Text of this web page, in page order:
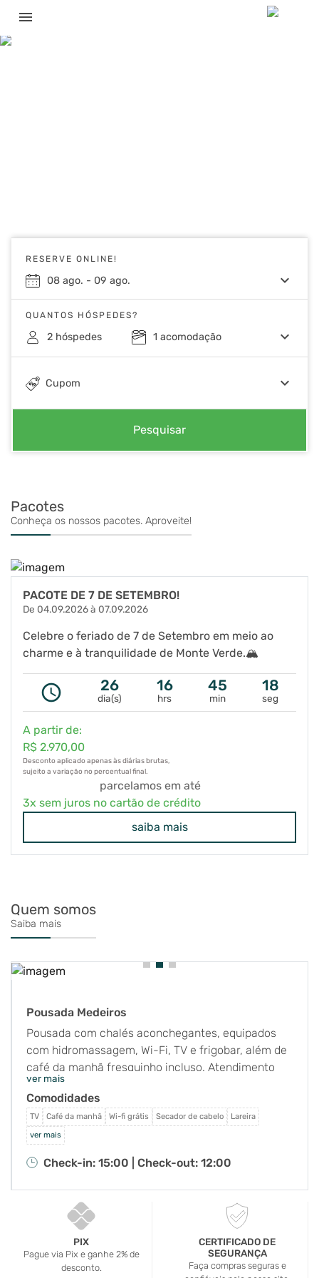
menu
RESERVE ONLINE!
08 ago. - 09 ago. keyboard_arrow_down
QUANTOS HÓSPEDES?
2 hóspedes 1 acomodação keyboard_arrow_down
Cupom keyboard_arrow_down
Pesquisar
Pacotes
Conheça os nossos pacotes. Aproveite!
PACOTE DE 7 DE SETEMBRO!
De 04.09.2026 à 07.09.2026
Celebre o feriado de 7 de Setembro em meio ao
charme e à tranquilidade de Monte Verde.🏔️
Aproveite alguns dias de descanso na Pousada
Medeiros, cercada pelas belas paisagens da Serra
de Minas Gerais. O clima aconchegante das
montanhas, o ar puro e a natureza exuberante criam
o cenário perfeito para relaxar, renovar as energias
e viver momentos especiais ao lado de quem você
Neste feriado, troque a correria da rotina por dias de
paz, conforto e experiências inesquecíveis. Monte
Verde espera por você, e a Pousada Medeiros é o
lugar ideal para tornar sua viagem ainda mais
especial. 🍃✨
Reserve sua estadia e aproveite o melhor do
feriado nas montanhas!🏡💚
query_builder 26
dia(s)
16
hrs
45
min
18
seg
A partir de:
R$ 2.970,00
Desconto aplicado apenas às diárias brutas,
sujeito a variação no percentual final.
parcelamos em até
3x sem juros no cartão de crédito
saiba mais
Quem somos
Saiba mais
Pousada Medeiros
Pousada com chalés aconchegantes, equipados
com hidromassagem, Wi-Fi, TV e frigobar, além de
café da manhã fresquinho incluso. Atendimento
acolhedor feito pelos próprios proprietários.
Localizada em meio à natureza e tranquilidade, a
apenas 800 metros da avenida principal de Monte
Verde. Aceitamos pets de pequeno porte.
ver mais
Comodidades
TV Café da manhã Wi-fi grátis Secador de cabelo
Lareira
ver mais
Check-in: 15:00 | Check-out: 12:00
PIX
Pague via Pix e ganhe 2% de
desconto.
CERTIFICADO DE
SEGURANÇA
Faça compras seguras e